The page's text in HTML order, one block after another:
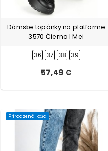
Dámske topánky na platforme
3570 Čierna | Mei
36 37 38 39
57,49 €
Prirodzená koža